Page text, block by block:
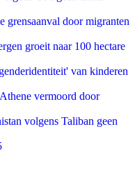
grensaanval door migranten
groeit naar 100 hectare
van kinderen
vermoord door
volgens Taliban geen